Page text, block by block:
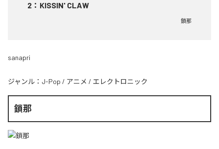
2 ： KISSIN' CLAW
鎖那
sanapri
ジャンル： J-Pop / アニメ / エレクトロニック
鎖那